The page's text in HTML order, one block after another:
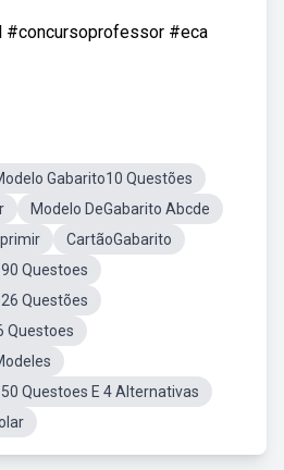
#concursoprofessor #eca
Gabarito10 Questões
Modelo DeGabarito Abcde
CartãoGabarito
Questoes
Questões
Questoes
Questoes E 4 Alternativas